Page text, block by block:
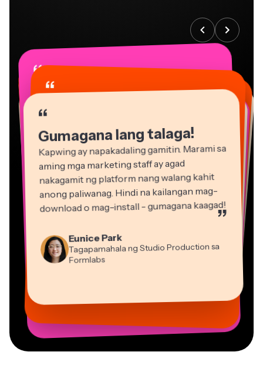
“
Gumagana lang talaga!
Kapwing ay napakadaling gamitin. Marami sa
aming mga marketing staff ay agad
nakagamit ng platform nang walang kahit
anong paliwanag. Hindi na kailangan mag-
download o mag-install - gumagana kaagad!”
Tagapamahala ng Studio Production sa
Formlabs
“
“
AuthentIQMarketing.com
“
Panos Papagapiou
Kasamang Tagapamahala sa EPATHLON
“
“
Gracie Peng
Direktor ng Nilalaman
“
Editor ng Video
“
Natasha Ball
“
Mitch Rawlings
“
Dina Segovia
Virtual Manggagawa sa Freelance